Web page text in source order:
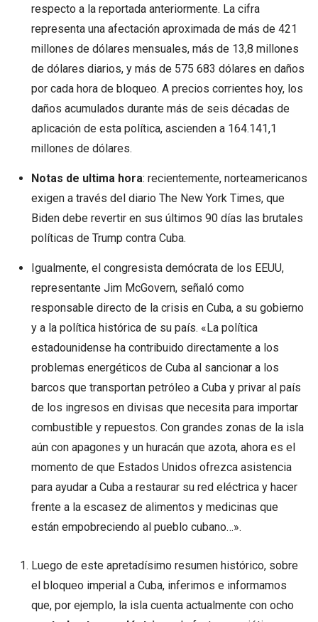
respecto a la reportada anteriormente. La cifra
representa una afectación aproximada de más de 421
millones de dólares mensuales, más de 13,8 millones
de dólares diarios, y más de 575 683 dólares en daños
por cada hora de bloqueo. A precios corrientes hoy, los
daños acumulados durante más de seis décadas de
aplicación de esta política, ascienden a 164.141,1
millones de dólares.
Notas de ultima hora: recientemente, norteamericanos
exigen a través del diario The New York Times, que
Biden debe revertir en sus últimos 90 días las brutales
políticas de Trump contra Cuba.
Igualmente, el congresista demócrata de los EEUU,
representante Jim McGovern, señaló como
responsable directo de la crisis en Cuba, a su gobierno
y a la política histórica de su país. «La política
estadounidense ha contribuido directamente a los
problemas energéticos de Cuba al sancionar a los
barcos que transportan petróleo a Cuba y privar al país
de los ingresos en divisas que necesita para importar
combustible y repuestos. Con grandes zonas de la isla
aún con apagones y un huracán que azota, ahora es el
momento de que Estados Unidos ofrezca asistencia
para ayudar a Cuba a restaurar su red eléctrica y hacer
frente a la escasez de alimentos y medicinas que
están empobreciendo al pueblo cubano…».
Luego de este apretadísimo resumen histórico, sobre
el bloqueo imperial a Cuba, inferimos e informamos
que, por ejemplo, la isla cuenta actualmente con ocho